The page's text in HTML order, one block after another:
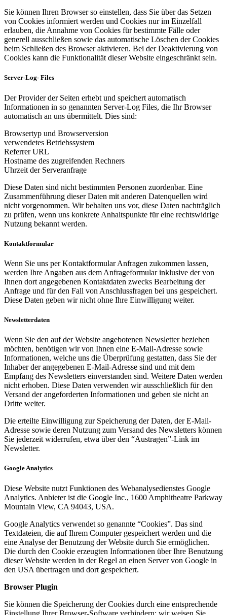
Sie können Ihren Browser so einstellen, dass Sie über das Setzen
von Cookies informiert werden und Cookies nur im Einzelfall
erlauben, die Annahme von Cookies für bestimmte Fälle oder
generell ausschließen sowie das automatische Löschen der Cookies
beim Schließen des Browser aktivieren. Bei der Deaktivierung von
Cookies kann die Funktionalität dieser Website eingeschränkt sein.
Server-Log- Files
Der Provider der Seiten erhebt und speichert automatisch
Informationen in so genannten Server-Log Files, die Ihr Browser
automatisch an uns übermittelt. Dies sind:
Browsertyp und Browserversion
verwendetes Betriebssystem
Referrer URL
Hostname des zugreifenden Rechners
Uhrzeit der Serveranfrage
Diese Daten sind nicht bestimmten Personen zuordenbar. Eine
Zusammenführung dieser Daten mit anderen Datenquellen wird
nicht vorgenommen. Wir behalten uns vor, diese Daten nachträglich
zu prüfen, wenn uns konkrete Anhaltspunkte für eine rechtswidrige
Nutzung bekannt werden.
Kontaktformular
Wenn Sie uns per Kontaktformular Anfragen zukommen lassen,
werden Ihre Angaben aus dem Anfrageformular inklusive der von
Ihnen dort angegebenen Kontaktdaten zwecks Bearbeitung der
Anfrage und für den Fall von Anschlussfragen bei uns gespeichert.
Diese Daten geben wir nicht ohne Ihre Einwilligung weiter.
Newsletterdaten
Wenn Sie den auf der Website angebotenen Newsletter beziehen
möchten, benötigen wir von Ihnen eine E-Mail-Adresse sowie
Informationen, welche uns die Überprüfung gestatten, dass Sie der
Inhaber der angegebenen E-Mail-Adresse sind und mit dem
Empfang des Newsletters einverstanden sind. Weitere Daten werden
nicht erhoben. Diese Daten verwenden wir ausschließlich für den
Versand der angeforderten Informationen und geben sie nicht an
Dritte weiter.
Die erteilte Einwilligung zur Speicherung der Daten, der E-Mail-
Adresse sowie deren Nutzung zum Versand des Newsletters können
Sie jederzeit widerrufen, etwa über den “Austragen”-Link im
Newsletter.
Google Analytics
Diese Website nutzt Funktionen des Webanalysedienstes Google
Analytics. Anbieter ist die Google Inc., 1600 Amphitheatre Parkway
Mountain View, CA 94043, USA.
Google Analytics verwendet so genannte “Cookies”. Das sind
Textdateien, die auf Ihrem Computer gespeichert werden und die
eine Analyse der Benutzung der Website durch Sie ermöglichen.
Die durch den Cookie erzeugten Informationen über Ihre Benutzung
dieser Website werden in der Regel an einen Server von Google in
den USA übertragen und dort gespeichert.
Browser Plugin
Sie können die Speicherung der Cookies durch eine entsprechende
Einstellung Ihrer Browser-Software verhindern; wir weisen Sie